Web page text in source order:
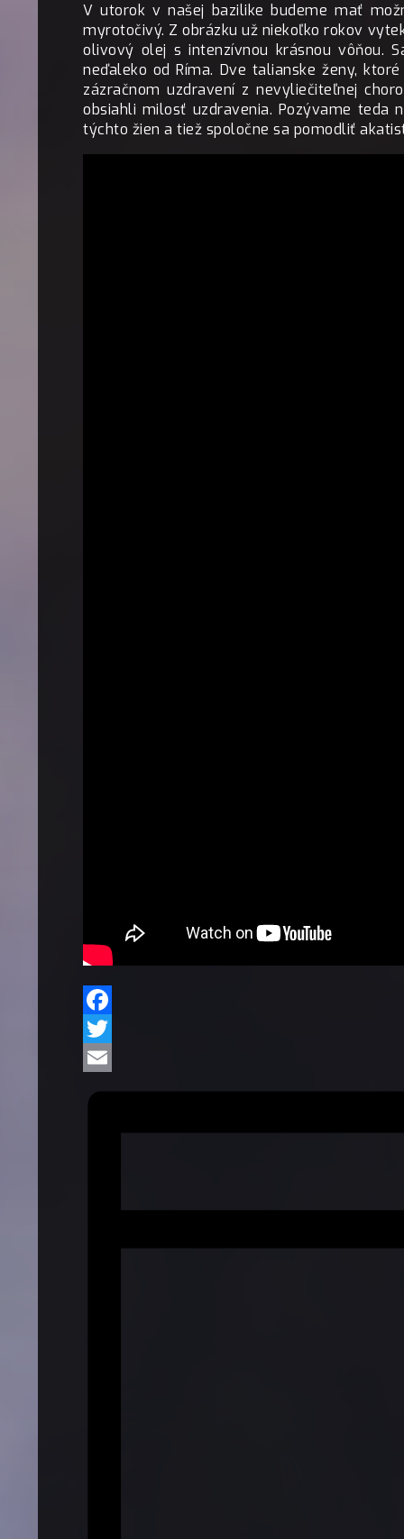
V utorok v našej bazilike budeme mať
myrotočivý. Z obrázku už niekoľko rokov
olivový olej s intenzívnou krásnou vôňou.
neďaleko od Ríma. Dve talianske ženy,
zázračnom uzdravení z nevyliečiteľnej
obsiahli milosť uzdravenia. Pozývame teda
týchto žien a tiež spoločne sa pomodliť
Facebook
Twitter